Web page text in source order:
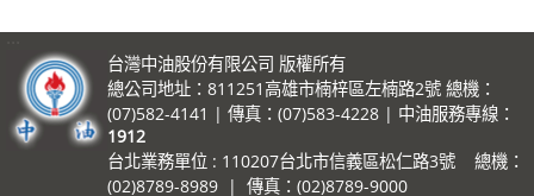
台灣中油股份有限公司 版權所有
總公司地址：811251高雄市楠梓區左楠路2號 總機：
(07)582-4141 | 傳真：(07)583-4228 | 中油服務專線：
1912
台北業務單位 : 110207台北市信義區松仁路3號 總機：
(02)8789-8989 | 傳真：(02)8789-9000